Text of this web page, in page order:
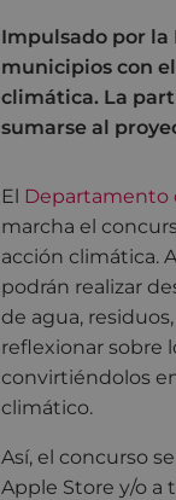
Impulsado por la
municipios con
climática. La
sumarse al
El Departamento
marcha el
acción climática.
podrán realizar
de agua,
reflexionar sobre
convirtiéndolos
climático.
Así, el concurso
Apple Store y/o a